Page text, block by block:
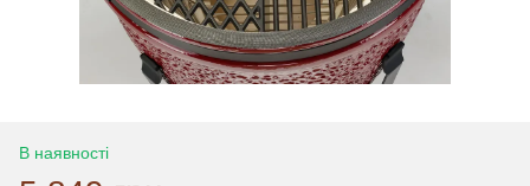
В наявності